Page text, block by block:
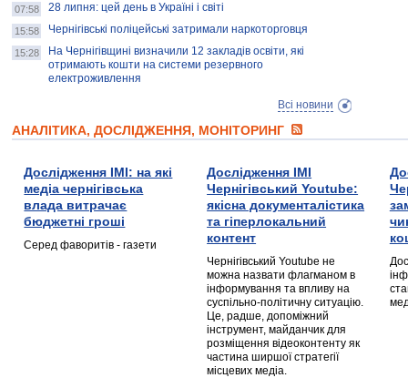
07:58 28 липня: цей день в Україні і світі
15:58 Чернігівські поліцейські затримали наркоторговця
15:28
На Чернігівщині визначили 12 закладів освіти, які
отримають кошти на системи резервного
електроживлення
Всі новини
АНАЛІТИКА, ДОСЛІДЖЕННЯ, МОНІТОРИНГ
Дослідження ІМІ: на які
медіа чернігівська
влада витрачає
бюджетні гроші
Серед фаворитів - газети
Дослідження ІМІ
Чернігівський Youtube:
якісна документалістика
та гіперлокальний
контент
Чернігівський Youtube не
можна назвати флагманом в
інформування та впливу на
суспільно-політичну ситуацію.
Це, радше, допоміжний
інструмент, майданчик для
розміщення відеоконтенту як
частина ширшої стратегії
місцевих медіа.